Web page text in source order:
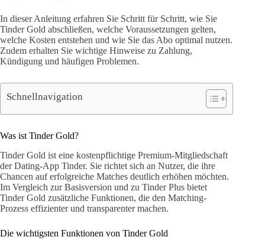
In dieser Anleitung erfahren Sie Schritt für Schritt, wie Sie
Tinder Gold abschließen, welche Voraussetzungen gelten,
welche Kosten entstehen und wie Sie das Abo optimal nutzen.
Zudem erhalten Sie wichtige Hinweise zu Zahlung,
Kündigung und häufigen Problemen.
Schnellnavigation
Was ist Tinder Gold?
Tinder Gold ist eine kostenpflichtige Premium-Mitgliedschaft
der Dating-App Tinder. Sie richtet sich an Nutzer, die ihre
Chancen auf erfolgreiche Matches deutlich erhöhen möchten.
Im Vergleich zur Basisversion und zu Tinder Plus bietet
Tinder Gold zusätzliche Funktionen, die den Matching-
Prozess effizienter und transparenter machen.
Die wichtigsten Funktionen von Tinder Gold